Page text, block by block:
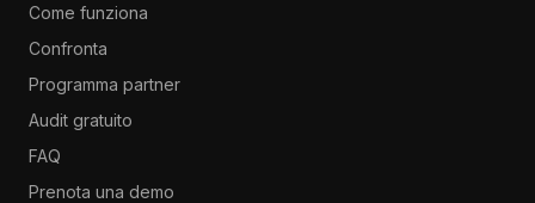
Come funziona
Confronta
Programma partner
Audit gratuito
FAQ
Prenota una demo